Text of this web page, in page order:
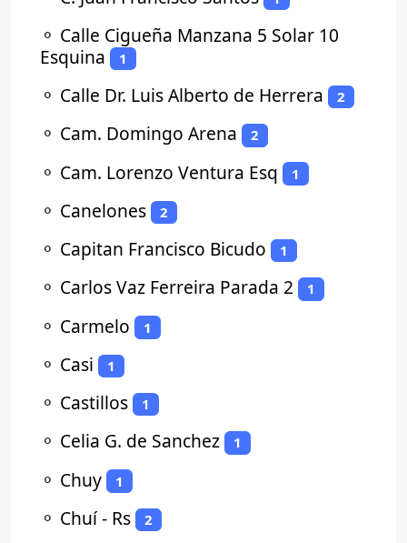
⚬ Calle Cigueña Manzana 5 Solar 10
Esquina
1
⚬ Calle Dr. Luis Alberto de Herrera 2
⚬ Cam. Domingo Arena 2
⚬ Cam. Lorenzo Ventura Esq 1
⚬ Canelones 2
⚬ Capitan Francisco Bicudo 1
⚬ Carlos Vaz Ferreira Parada 2 1
⚬ Carmelo 1
⚬ Casi 1
⚬ Castillos 1
⚬ Celia G. de Sanchez 1
⚬ Chuy 1
⚬ Chuí - Rs 2